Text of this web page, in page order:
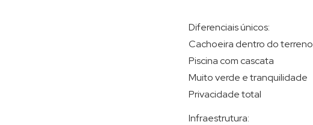
Diferenciais únicos:
Cachoeira dentro do terreno
Piscina com cascata
Muito verde e tranquilidade
Privacidade total
Infraestrutura: